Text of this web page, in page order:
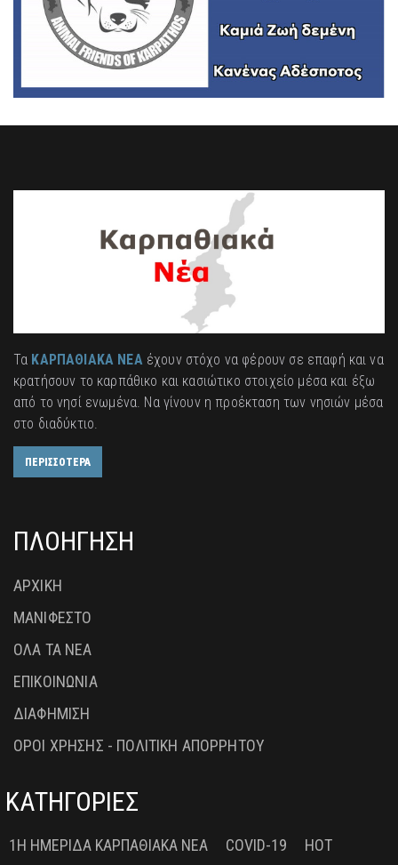
Τα ΚΑΡΠΑΘΙΑΚΑ ΝΕΑέχουν στόχο να φέρουν σε επαφή και να
κρατήσουν το καρπάθικο και κασιώτικο στοιχείο μέσα και έξω
από το νησί ενωμένα. Να γίνουν η προέκταση των νησιών μέσα
στο διαδύκτιο.
ΠΕΡΙΣΣΟΤΕΡΑ
ΠΛΟΗΓΗΣΗ
ΑΡΧΙΚΗ
ΜΑΝΙΦΕΣΤΟ
ΟΛΑ ΤΑ ΝΕΑ
ΕΠΙΚΟΙΝΩΝΙΑ
ΔΙΑΦΗΜΙΣΗ
ΟΡΟΙ ΧΡΗΣΗΣ - ΠΟΛΙΤΙΚΗ ΑΠΟΡΡΗΤΟΥ
ΚΑΤΗΓΟΡΙΕΣ
1Η ΗΜΕΡΊΔΑ ΚΑΡΠΑΘΙΑΚΆ ΝΈΑ COVID-19 HOT